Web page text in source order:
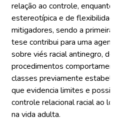
relação ao controle,
estereotípica e de
mitigadores, sendo a primeira
tese contribui para uma
sobre viés racial antinegro,
procedimentos
classes previamente
que evidencia limites e
controle relacional racial ao
na vida adulta.